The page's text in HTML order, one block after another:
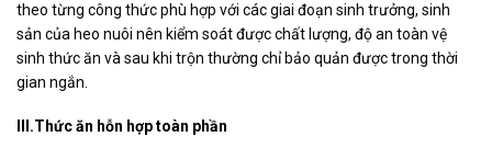
theo từng công thức phù hợp với các giai đoạn sinh trưởng, sinh
sản của heo nuôi nên kiểm soát được chất lượng, độ an toàn vệ
sinh thức ăn và sau khi trộn thường chỉ bảo quản được trong thời
gian ngắn.
III.Thức ăn hỗn hợp toàn phần